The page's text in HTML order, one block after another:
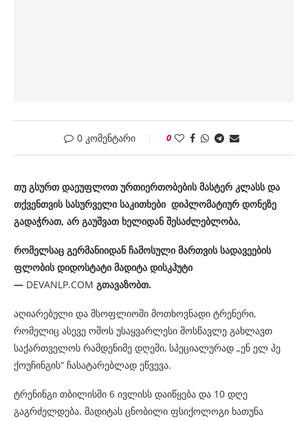
0 კომენტარი 0
თუ გსურთ დაეუფლოთ ურთიერთობების მასტერ კლასს და
თქვენთვის სასურველი საკითხები დიპლომატიურ დონეზე
გადაჭრათ, არ გაუშვათ ხელიდან შესაძლებლობა,
რომელსაც გერმანიიდან ჩამოსული მართვის სადავეების
ფლობის დიდოსტატი მადიტა დისკჰუტი
— DEVANLP.COM გთავაზობთ.
აღიარებული და მსოფლიოში მოთხოვნადი ტრენერი,
რომელიც ასევე ოშოს უსაყვარლესი მოსწავლე გახლავთ
საქართველოს რამდენიმე დღეში, სპეციალურად „ენ ელ პე
ქოუჩინგის“ ჩასატარებლად ეწვევა.
ტრენინგი თბილისში 6 ივლისს დაიწყება და 10 დღე
გაგრძელდება. მადიტას ცნობილი ფსიქოლოგი ხათუნა